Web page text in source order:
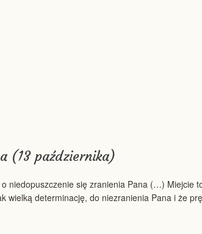
(13 października)
niedopuszczenie się zranienia Pana (…) Miejcie
determinację, do niezranienia Pana i że